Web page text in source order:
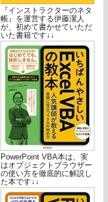
『インストラクターのネタ
帳』を運営する伊藤潔人
が、初めて書かせていただ
いた書籍です↓↓
PowerPoint VBA本は、実
はオブジェクトブラウザー
の使い方を徹底的に解説し
た本です↓↓